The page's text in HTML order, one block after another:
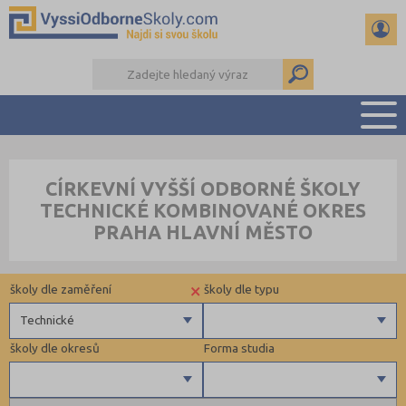
PŘÍPRAVA NA PŘIJÍMAČKY
KALENDÁŘ AKCÍ
DALŠÍ DRUHY ŠKOL
CÍRKEVNÍ VYŠŠÍ ODBORNÉ ŠKOLY
TECHNICKÉ KOMBINOVANÉ OKRES
PRAHA HLAVNÍ MĚSTO
Forma studia
školy dle okresů
školy dle typu
×
Technické
školy dle zaměření
Zdravotnické